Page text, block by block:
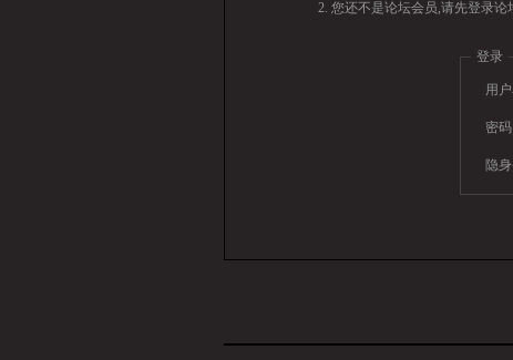
您还不是论坛会员,请先登录论
登录
用
密码
隐